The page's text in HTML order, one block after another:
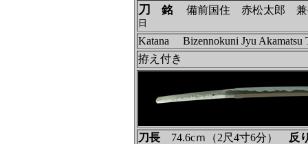
刀 銘 備前国住 赤松太郎 兼
日
Katana Bizennokuni Jyu Akamatsu
拵え付き
刀長74.6cｍ（2尺4寸6分）
反